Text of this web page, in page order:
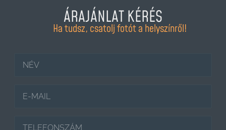
ÁRAJÁNLAT KÉRÉS
Ha tudsz, csatolj fotót a helyszínről!